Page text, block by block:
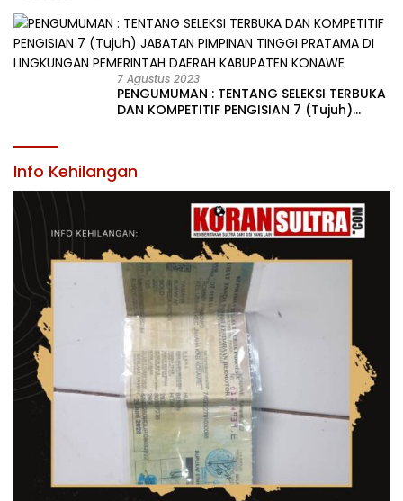
KABUPATEN KONAWE
7 Agustus 2023
PENGUMUMAN : TENTANG SELEKSI TERBUKA
DAN KOMPETITIF PENGISIAN 7 (Tujuh)
Info Kehilangan